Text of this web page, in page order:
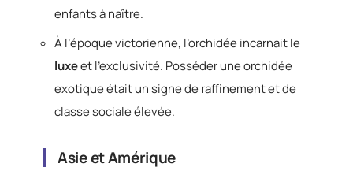
enfants à naître.
À l’époque victorienne, l’orchidée incarnait le
luxeet l’exclusivité. Posséder une orchidée
exotique était un signe de raffinement et de
classe sociale élevée.
Asie et Amérique